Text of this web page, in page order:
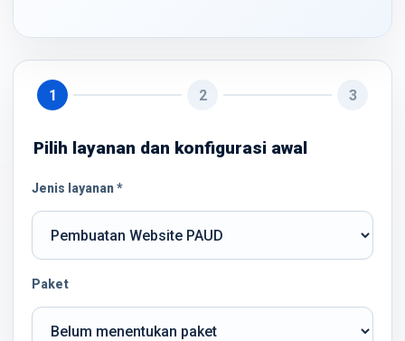
1 2 3
Pilih layanan dan konfigurasi awal
Jenis layanan *
Paket